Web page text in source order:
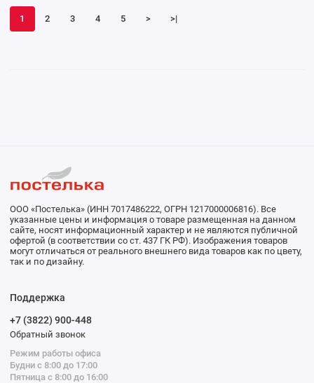
1 2 3 4 5 > >|
ООО «Постелька» (ИНН 7017486222, ОГРН 1217000006816). Все
указанные цены и информация о товаре размещенная на данном
сайте, носят информационный характер и не являются публичной
офертой (в соответствии со ст. 437 ГК РФ). Изображения товаров
могут отличаться от реального внешнего вида товаров как по цвету,
так и по дизайну.
Поддержка
+7 (3822) 900-448
Обратный звонок
Режим работы офиса
Будни с 8:00 до 17:00
Пятница с 8:00 до 16:00